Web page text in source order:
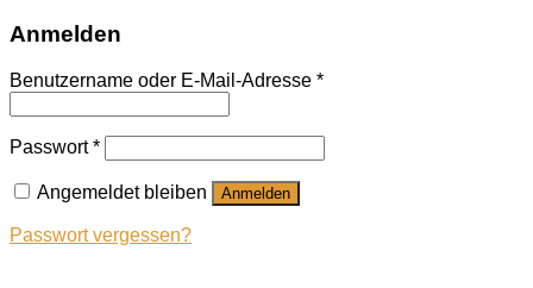
Anmelden
Benutzername oder E-Mail-Adresse *
Passwort*
Angemeldet bleiben Anmelden
Passwort vergessen?